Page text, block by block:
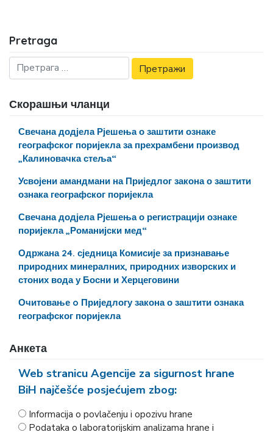
Pretraga
Скорашњи чланци
Свечана додјела Рјешења о заштити ознаке
географског поријекла за прехрамбени производ
„Калиновачка стеља“
Усвојени амандмани на Приједлог закона о заштити
ознака географског поријекла
Свечана додјела Рјешења о регистрацији ознаке
поријекла „Романијски мед“
Одржана 24. сједница Комисије за признавање
природних минералних, природних изворских и
стоних вода у Босни и Херцеговини
Очитовање o Приједлогу закона о заштити ознака
географског поријекла
Анкета
Web stranicu Agencije za sigurnost hrane
BiH najčešće posjećujem zbog:
Informacija o povlačenju i opozivu hrane
Podataka o laboratorijskim analizama hrane i